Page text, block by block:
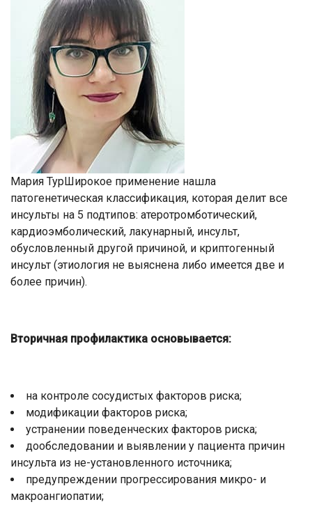
Мария ТурШирокое применение нашла
патогенетическая классификация, которая делит все
инсульты на 5 подтипов: атеротромботический,
кардиоэмболический, лакунарный, инсульт,
обусловленный другой причиной, и криптогенный
инсульт (этиология не выяснена либо имеется две и
более причин).
Вторичная профилактика основывается:
на контроле сосудистых факторов риска;
модификации факторов риска;
устранении поведенческих факторов риска;
дообследовании и выявлении у пациента причин
инсульта из не-установленного источника;
предупреждении прогрессирования микро- и
макроангиопатии;